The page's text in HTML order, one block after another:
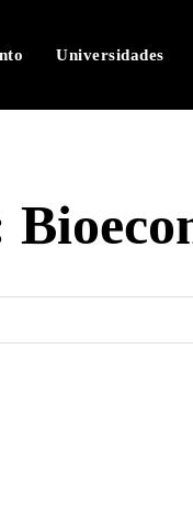
Universidades